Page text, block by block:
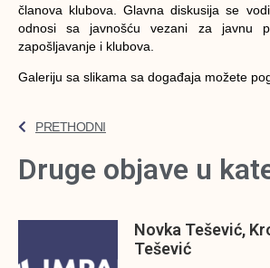
članova klubova. Glavna diskusija se
odnosi sa javnošću vezani za javnu
zapošljavanje i klubova.
Galeriju sa slikama sa događaja možete
PRETHODNI
Druge objave u
Novka Tešević,
Tešević